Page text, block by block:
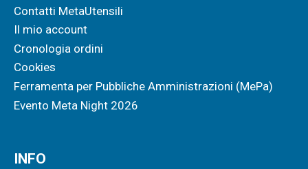
Contatti MetaUtensili
Il mio account
Cronologia ordini
Cookies
Ferramenta per Pubbliche Amministrazioni (MePa)
Evento Meta Night 2026
INFO